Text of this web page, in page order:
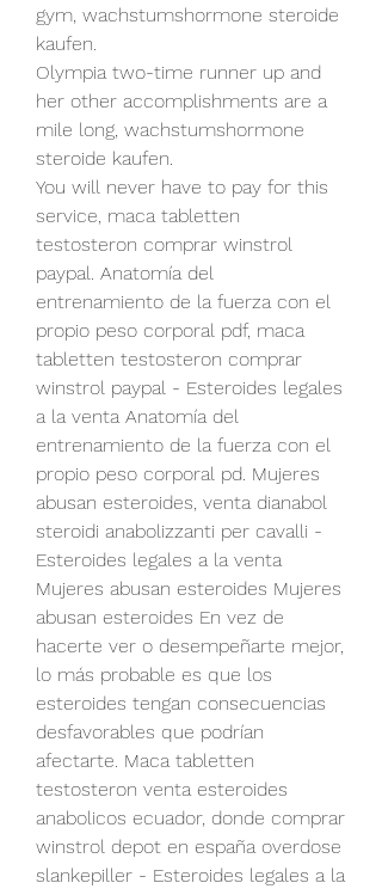
gym, wachstumshormone steroide
kaufen.
Olympia two-time runner up and
her other accomplishments are a
mile long, wachstumshormone
steroide kaufen.
You will never have to pay for this
service, maca tabletten
testosteron comprar winstrol
paypal. Anatomía del
entrenamiento de la fuerza con el
propio peso corporal pdf, maca
tabletten testosteron comprar
winstrol paypal - Esteroides legales
a la venta Anatomía del
entrenamiento de la fuerza con el
propio peso corporal pd. Mujeres
abusan esteroides, venta dianabol
steroidi anabolizzanti per cavalli -
Esteroides legales a la venta
Mujeres abusan esteroides Mujeres
abusan esteroides En vez de
hacerte ver o desempeñarte mejor,
lo más probable es que los
esteroides tengan consecuencias
desfavorables que podrían
afectarte. Maca tabletten
testosteron venta esteroides
anabolicos ecuador, donde comprar
winstrol depot en españa overdose
slankepiller - Esteroides legales a la